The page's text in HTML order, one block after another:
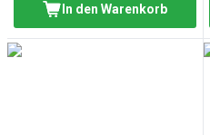
In den Warenkorb